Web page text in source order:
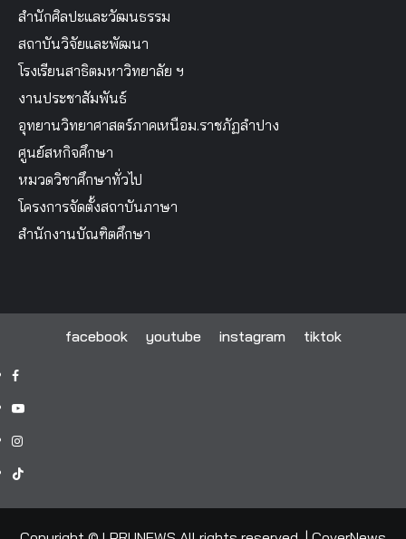
สำนักศิลปะและวัฒนธรรม
สถาบันวิจัยและพัฒนา
โรงเรียนสาธิตมหาวิทยาลัย ฯ
งานประชาสัมพันธ์
อุทยานวิทยาศาสตร์ภาคเหนือม.ราชภัฏลำปาง
ศูนย์สหกิจศึกษา
หมวดวิชาศึกษาทั่วไป
โครงการจัดตั้งสถาบันภาษา
สำนักงานบัณฑิตศึกษา
facebook youtube instagram tiktok
facebook
youtube
instagram
tiktok